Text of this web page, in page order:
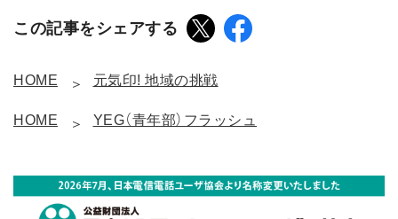
この記事をシェアする
HOME 元気印! 地域の挑戦
HOME YEG（青年部）フラッシュ